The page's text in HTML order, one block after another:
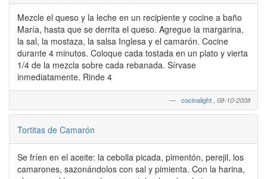
Mezcle el queso y la leche en un recipiente y cocine a baño
María, hasta que se derrita el queso. Agregue la margarina,
la sal, la mostaza, la salsa Inglesa y el camarón. Cocine
durante 4 minutos. Coloque cada tostada en un plato y vierta
1/4 de la mezcla sobre cada rebanada. Sírvase
inmediatamente. Rinde 4
cocinalight 08-10-2008
Tortitas de Camarón
Se fríen en el aceite: la cebolla picada, pimentón, perejil, los
camarones, sazonándolos con sal y pimienta. Con la harina,